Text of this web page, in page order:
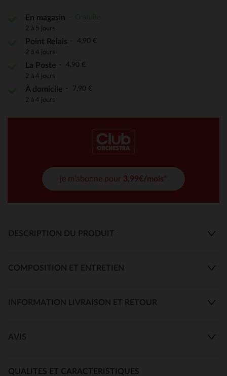
En magasin
2 à 5 jours
Point Relais 4,90 €
2 à 4 jours
La Poste 4,90 €
2 à 4 jours
À domicile 7,90 €
2 à 4 jours
je m'abonne pour 3,99€/mois*
DESCRIPTION DU PRODUIT
COMPOSITION ET ENTRETIEN
INFORMATION LIVRAISON ET RETOUR
AVIS
QUALITES ET CARACTERISTIQUES